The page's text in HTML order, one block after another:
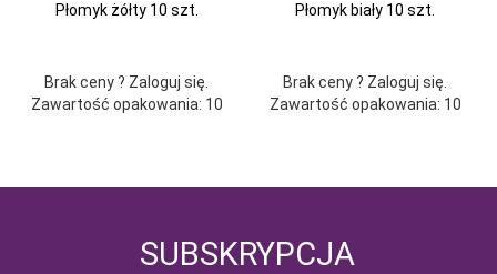
Płomyk żółty 10 szt.
Brak ceny ? Zaloguj się.
Zawartość opakowania: 10
Płomyk biały 10 szt.
Brak ceny ? Zaloguj się.
Zawartość opakowania: 10
SUBSKRYPCJA